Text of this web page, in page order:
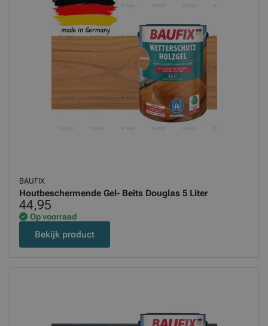
BAUFIX
Houtbeschermende Gel- Beits Douglas 5 Liter
44,95
Op voorraad
Bekijk product